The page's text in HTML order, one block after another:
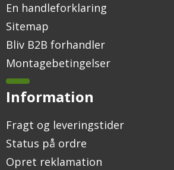
En handleforklaring
Sitemap
Bliv B2B forhandler
Montagebetingelser
Information
Fragt og leveringstider
Status på ordre
Opret reklamation